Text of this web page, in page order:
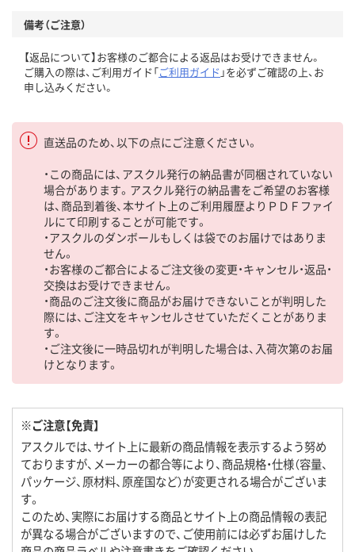
備考（ご注意）
【返品について】お客様のご都合による返品はお受けできません。
ご購入の際は、ご利用ガイド「ご利用ガイド 」を必ずご確認の上、お
申し込みください。
直送品のため、以下の点にご注意ください。
・この商品には、アスクル発行の納品書が同梱されていない
場合があります。アスクル発行の納品書をご希望のお客様
は、商品到着後、本サイト上のご利用履歴よりＰＤＦファイ
ルにて印刷することが可能です。
・アスクルのダンボールもしくは袋でのお届けではありま
せん。
・お客様のご都合によるご注文後の変更・キャンセル・返品・
交換はお受けできません。
・商品のご注文後に商品がお届けできないことが判明した
際には、ご注文をキャンセルさせていただくことがありま
す。
・ご注文後に一時品切れが判明した場合は、入荷次第のお届
けとなります。
※ご注意【免責】
アスクルでは、サイト上に最新の商品情報を表示するよう努め
ておりますが、メーカーの都合等により、商品規格・仕様（容量、
パッケージ、原材料、原産国など）が変更される場合がございま
す。
このため、実際にお届けする商品とサイト上の商品情報の表記
が異なる場合がございますので、ご使用前には必ずお届けした